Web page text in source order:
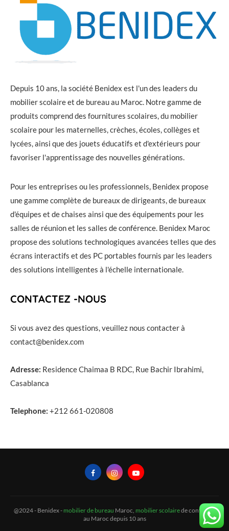
Depuis 10 ans, la société Benidex est l'un des leaders du
mobilier scolaire et de bureau au Maroc. Notre gamme de
produits comprend des fournitures scolaires, du mobilier
scolaire pour les maternelles, crèches, écoles, collèges et
lycées, ainsi que des jouets éducatifs et d'extérieurs pour
favoriser l'apprentissage des nouvelles générations.
Pour les entreprises ou les professionnels, Benidex propose
une gamme complète de bureaux de dirigeants, de bureaux
d'équipes et de chaises ainsi que des équipements pour les
salles de réunion et les salles de conférence. Benidex Maroc
propose des solutions technologiques avancées telles que des
écrans interactifs et des PC portables fournis par les leaders
des solutions intelligentes à l'échelle internationale.
CONTACTEZ -NOUS
Si vous avez des questions, veuillez nous contacter à
contact@benidex.com
Adresse: Residence Chaimaa B RDC, Rue Bachir Ibrahimi,
Casablanca
Telephone: +212 661-020808
@2024 - Benidex - mobilier de bureau Maroc, mobilier scolairede confiance
au Maroc depuis 10 ans